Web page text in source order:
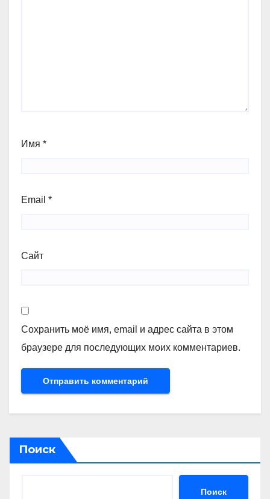
Имя *
Email *
Сайт
Сохранить моё имя, email и адрес сайта в этом
браузере для последующих моих комментариев.
Поиск
Поиск